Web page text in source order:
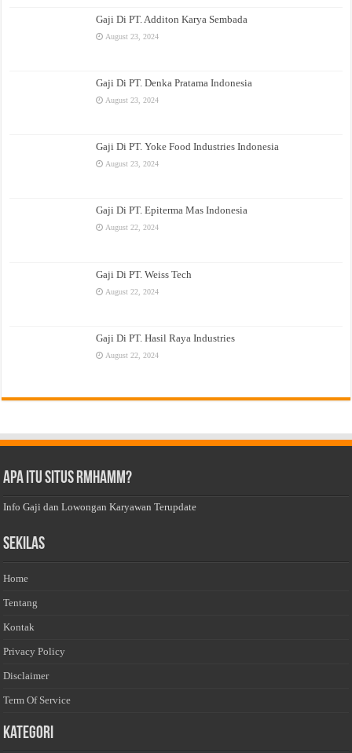
Gaji Di PT. Additon Karya Sembada
August 23, 2024
Gaji Di PT. Denka Pratama Indonesia
August 23, 2024
Gaji Di PT. Yoke Food Industries Indonesia
August 23, 2024
Gaji Di PT. Epiterma Mas Indonesia
August 22, 2024
Gaji Di PT. Weiss Tech
August 22, 2024
Gaji Di PT. Hasil Raya Industries
August 22, 2024
Apa Itu Situs Rmhamm?
Info Gaji dan Lowongan Karyawan Terupdate
Sekilas
Home
Tentang
Kontak
Privacy Policy
Disclaimer
Term Of Service
Kategori